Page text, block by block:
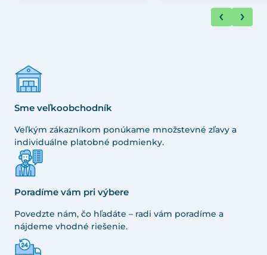
Sme veľkoobchodník
Veľkým zákazníkom ponúkame množstevné zľavy a
individuálne platobné podmienky.
Poradíme vám pri výbere
Povedzte nám, čo hľadáte – radi vám poradíme a
nájdeme vhodné riešenie.